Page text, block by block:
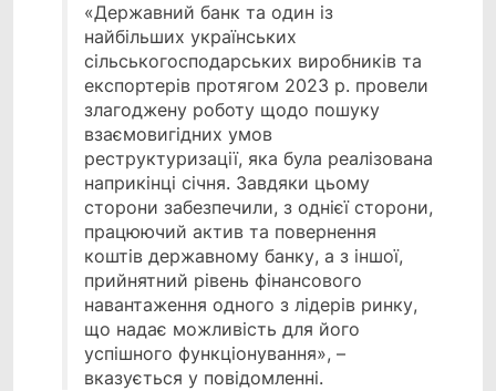
«Державний банк та один із
найбільших українських
сільськогосподарських виробників та
експортерів протягом 2023 р. провели
злагоджену роботу щодо пошуку
взаємовигідних умов
реструктуризації, яка була реалізована
наприкінці січня. Завдяки цьому
сторони забезпечили, з однієї сторони,
працюючий актив та повернення
коштів державному банку, а з іншої,
прийнятний рівень фінансового
навантаження одного з лідерів ринку,
що надає можливість для його
успішного функціонування», –
вказується у повідомленні.